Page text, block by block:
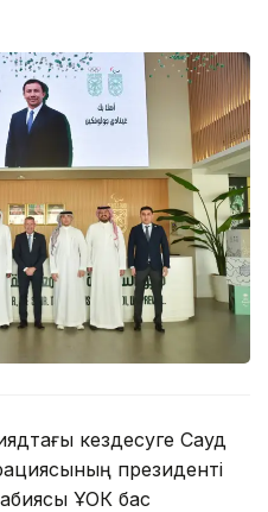
кездесуге Сауд
президенті
ҰОК бас